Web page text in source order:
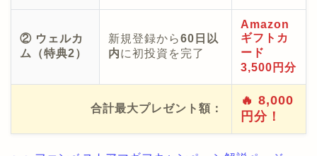
② ウェルカ
ム（特典2）
新規登録から60日以
内に初投資を完了
Amazon
ギフトカ
ード
3,500円分
合計最大プレゼント額：
🔥 8,000
円分！